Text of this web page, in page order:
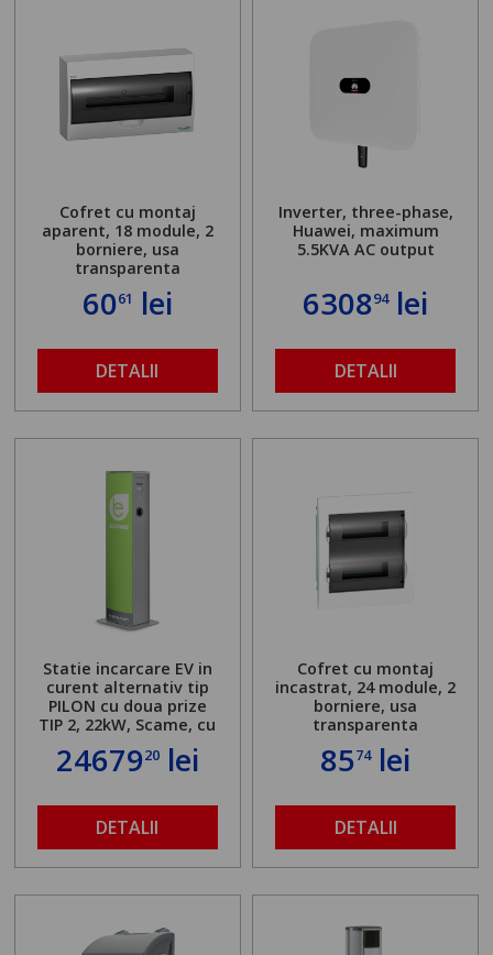
Cofret cu montaj
aparent, 18 module, 2
borniere, usa
transparenta
6061 lei
DETALII
Inverter, three-phase,
Huawei, maximum
5.5KVA AC output
630894lei
DETALII
Statie incarcare EV in
curent alternativ tip
PILON cu doua prize
TIP 2, 22kW, Scame, cu
server local
2467920lei
DETALII
Cofret cu montaj
incastrat, 24 module, 2
borniere, usa
transparenta
8574lei
DETALII